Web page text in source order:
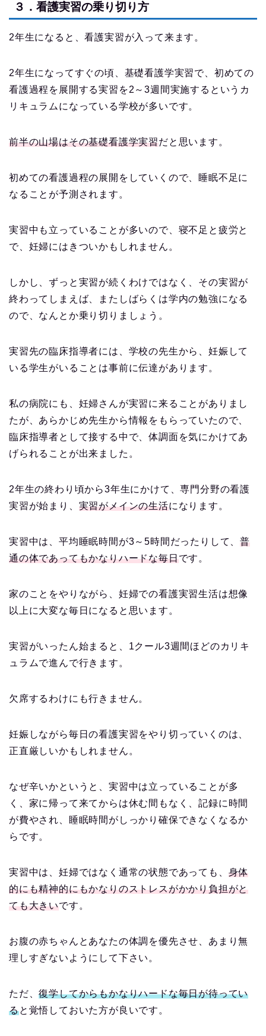
３．看護実習の乗り切り方
2年生になると、看護実習が入って来ます。
2年生になってすぐの頃、基礎看護学実習で、初めての
看護過程を展開する実習を2～3週間実施するというカ
リキュラムになっている学校が多いです。
前半の山場はその基礎看護学実習だと思います。
初めての看護過程の展開をしていくので、睡眠不足に
なることが予測されます。
実習中も立っていることが多いので、寝不足と疲労と
で、妊婦にはきついかもしれません。
しかし、ずっと実習が続くわけではなく、その実習が
終わってしまえば、またしばらくは学内の勉強になる
ので、なんとか乗り切りましょう。
実習先の臨床指導者には、学校の先生から、妊娠して
いる学生がいることは事前に伝達があります。
私の病院にも、妊婦さんが実習に来ることがありまし
たが、あらかじめ先生から情報をもらっていたので、
臨床指導者として接する中で、体調面を気にかけてあ
げられることが出来ました。
2年生の終わり頃から3年生にかけて、専門分野の看護
実習が始まり、 実習がメインの生活になります。
実習中は、平均睡眠時間が3～5時間だったりして、普
通の体であってもかなりハードな毎日です。
家のことをやりながら、妊婦での看護実習生活は想像
以上に大変な毎日になると思います。
実習がいったん始まると、1クール3週間ほどのカリキ
ュラムで進んで行きます。
欠席するわけにも行きません。
妊娠しながら毎日の看護実習をやり切っていくのは、
正直厳しいかもしれません。
なぜ辛いかというと、実習中は立っていることが多
く、家に帰って来てからは休む間もなく、記録に時間
が費やされ、睡眠時間がしっかり確保できなくなるか
らです。
実習中は、妊婦ではなく通常の状態であっても、 身体
的にも精神的にもかなりのストレスがかかり負担がと
ても大きいです。
お腹の赤ちゃんとあなたの体調を優先させ、あまり無
理しすぎないようにして下さい。
ただ、復学してからもかなりハードな毎日が待ってい
ると覚悟しておいた方が良いです。